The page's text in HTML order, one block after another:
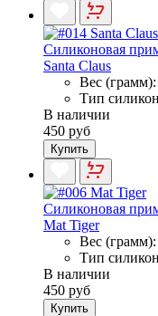
Силиконовая
Santa Claus
Вес (грамм):
Тип
В наличии
450 руб
Купить
Силиконовая
Mat Tiger
Вес (грамм):
Тип
В наличии
450 руб
Купить